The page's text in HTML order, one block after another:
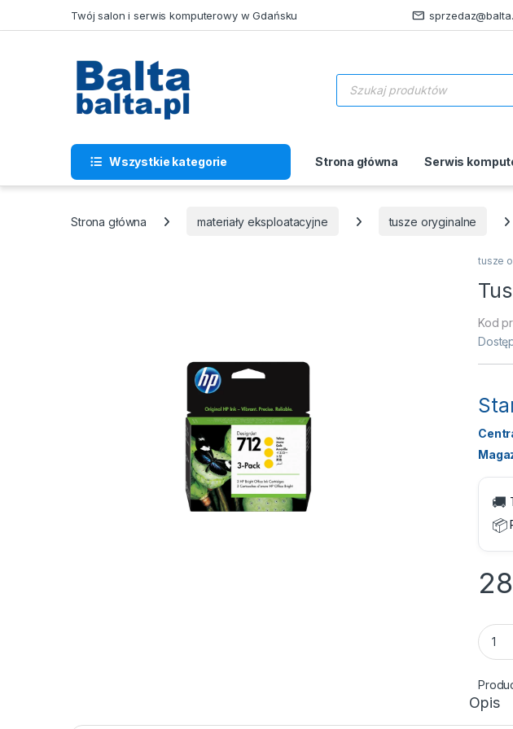
Skip to navigationTwój salon i serwis komputerowy w Gdańsku
Wyszukiwarka produktów
Wszystkie kategorie Strona główna Serwis
Strona główna materiały eksploatacyjne tusze oryginalne
tusze
Kod
🚚
📦
Tusz
Opis